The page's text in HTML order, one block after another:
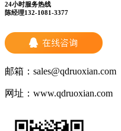
24小时服务热线
陈经理132-1081-3377
邮箱： sales@qdruoxian.com
网址： www.qdruoxian.com